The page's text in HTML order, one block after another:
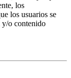
los
los usuarios se
y/o contenido